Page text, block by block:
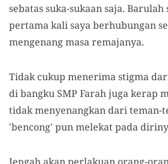
sebatas suka-sukaan saja. Barulah
pertama kali saya berhubungan
mengenang masa remajanya.
Tidak cukup menerima stigma
di bangku SMP Farah juga kerap
tidak menyenangkan dari teman-
'bencong' pun melekat pada